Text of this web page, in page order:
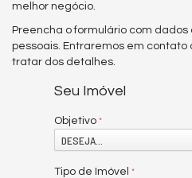
melhor negócio.
Preencha o formulário com
pessoais. Entraremos em contato
tratar dos detalhes.
Seu Imóvel
Objetivo
DESEJA...
Tipo de Imóvel